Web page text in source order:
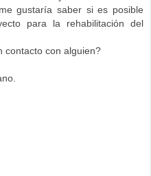
gustaría saber si es posible
para la rehabilitación del
contacto con alguien?